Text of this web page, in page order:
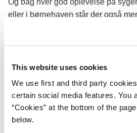
This website uses cookies
We use first and third party
certain social media features. You
“Cookies” at the bottom of the
below.
Og bag hver god oplevelse på
eller i børnehaven står der også
I gør et kæmpe arbejde for andre,
jer. Det skal I have tak for.
Der skal være råd til bedre